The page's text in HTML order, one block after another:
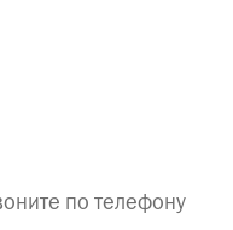
по телефону